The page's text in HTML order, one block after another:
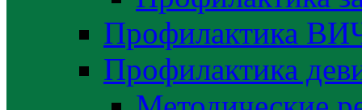
Профилактика
Профилактика